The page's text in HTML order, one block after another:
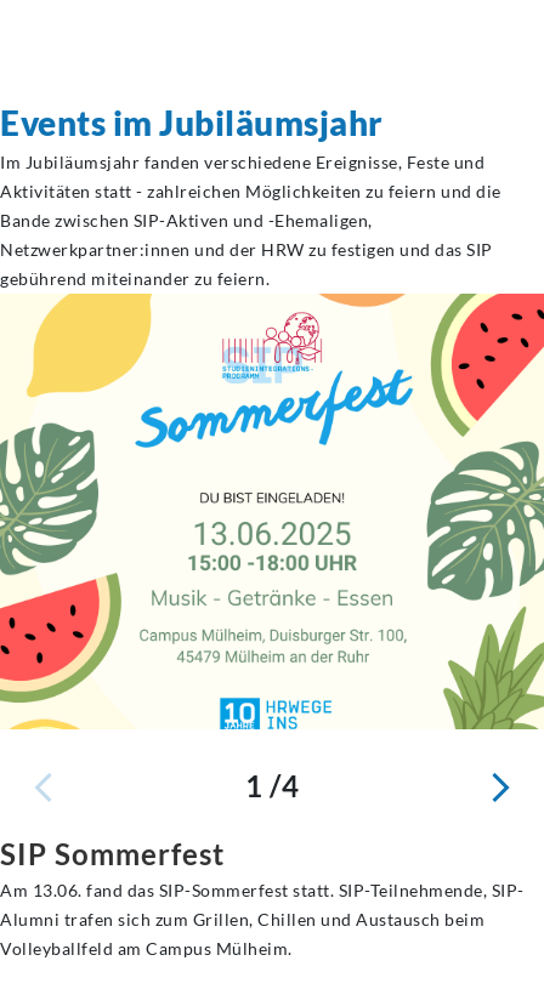
Events im Jubiläumsjahr
Im Jubiläumsjahr fanden verschiedene Ereignisse, Feste und
Aktivitäten statt - zahlreichen Möglichkeiten zu feiern und die
Bande zwischen SIP-Aktiven und -Ehemaligen,
Netzwerkpartner:innen und der HRW zu festigen und das SIP
gebührend miteinander zu feiern.
1 /4
SIP Sommerfest
Am 13.06. fand das SIP-Sommerfest statt. SIP-Teilnehmende, SIP-
Alumni trafen sich zum Grillen, Chillen und Austausch beim
Volleyballfeld am Campus Mülheim.